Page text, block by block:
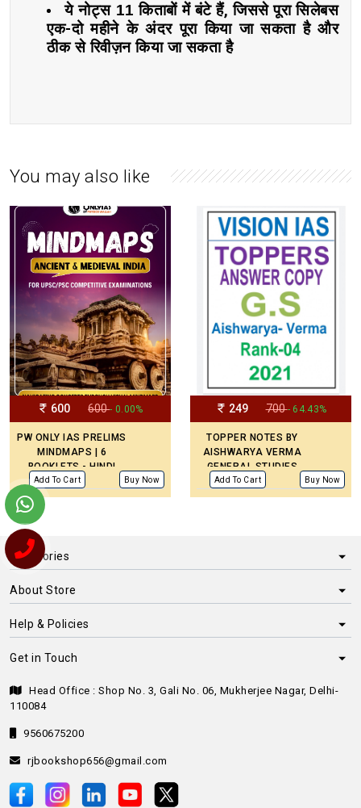
ये नोट्स 11 किताबों में बंटे हैं,जिससे पूरा सिलेबस
एक-दो महीने के अंदर पूरा किया जा सकता है और
ठीक से रिवीज़न किया जा सकता है
You may also like
600 600- 0.00%
PW ONLY IAS PRELIMS
MINDMAPS | 6
BOOKLETS - HINDI
MEDIUM
Add To Cart Buy Now
249 700- 64.43%
TOPPER NOTES BY
AISHWARYA VERMA
GENERAL STUDIES
TOPPER NOTES BY
AISHWARYA VERMA
Add To Cart Buy Now
Categories
About Store
Help & Policies
Get in Touch
Head Office : Shop No. 3, Gali No. 06, Mukherjee Nagar, Delhi-
110084
9560675200
rjbookshop656@gmail.com